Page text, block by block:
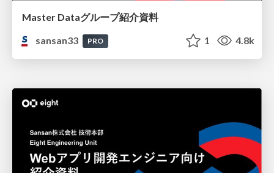
Master Dataグループ紹介資料
sansan33
PRO 1 4.8k